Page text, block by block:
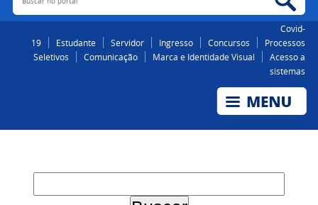
Covid-
19
Estudante Servidor Ingresso Concursos
Processos
Seletivos
Comunicação Marca e Identidade Visual
Acesso a
sistemas